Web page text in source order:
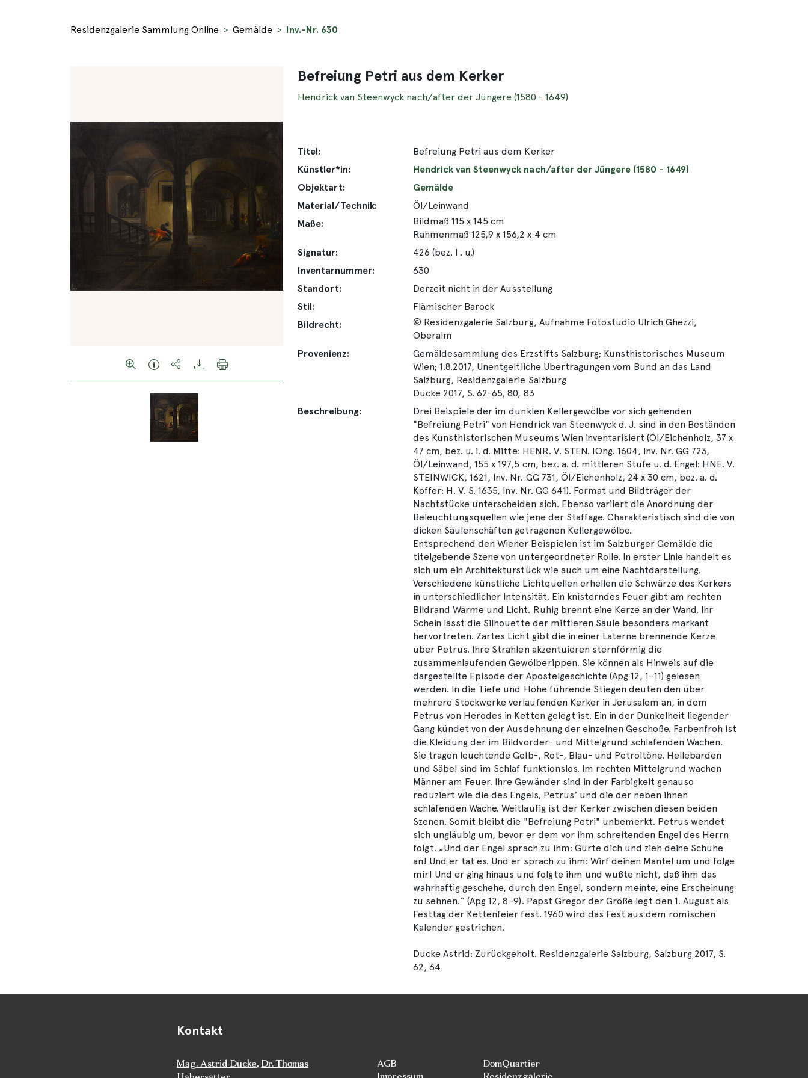
Residenzgalerie Sammlung Online Gemälde Inv.-Nr. 630
Befreiung Petri aus dem Kerker
Hendrick van Steenwyck nach/after der Jüngere (1580 - 1649)
Titel:
Befreiung Petri aus dem Kerker
Künstler*in:
Hendrick van Steenwyck nach/after der Jüngere (1580 - 1649)
Objektart:
Gemälde
Material/Technik:
Öl/Leinwand
Maße:
Bildmaß 115 x 145 cm
Rahmenmaß 125,9 x 156,2 x 4 cm
Signatur:
426 (bez. l . u.)
Inventarnummer:
630
Standort:
Derzeit nicht in der Ausstellung
Stil:
Flämischer Barock
Bildrecht:
© Residenzgalerie Salzburg, Aufnahme Fotostudio Ulrich Ghezzi,
Oberalm
Provenienz:
Gemäldesammlung des Erzstifts Salzburg; Kunsthistorisches Museum
Wien; 1.8.2017, Unentgeltliche Übertragungen vom Bund an das Land
Salzburg, Residenzgalerie Salzburg
Ducke 2017, S. 62-65, 80, 83
Beschreibung:
Drei Beispiele der im dunklen Kellergewölbe vor sich gehenden
"Befreiung Petri" von Hendrick van Steenwyck d. J. sind in den Beständen
des Kunsthistorischen Museums Wien inventarisiert (Öl/Eichenholz, 37 x
47 cm, bez. u. i. d. Mitte: HENR. V. STEN. IOng. 1604, Inv. Nr. GG 723,
Öl/Leinwand, 155 x 197,5 cm, bez. a. d. mittleren Stufe u. d. Engel: HNE. V.
STEINWICK, 1621, Inv. Nr. GG 731, Öl/Eichenholz, 24 x 30 cm, bez. a. d.
Koffer: H. V. S. 1635, Inv. Nr. GG 641). Format und Bildträger der
Nachtstücke unterscheiden sich. Ebenso variiert die Anordnung der
Beleuchtungsquellen wie jene der Staffage. Charakteristisch sind die von
dicken Säulenschäften getragenen Kellergewölbe.
Entsprechend den Wiener Beispielen ist im Salzburger Gemälde die
titelgebende Szene von untergeordneter Rolle. In erster Linie handelt es
sich um ein Architekturstück wie auch um eine Nachtdarstellung.
Verschiedene künstliche Lichtquellen erhellen die Schwärze des Kerkers
in unterschiedlicher Intensität. Ein knisterndes Feuer gibt am rechten
Bildrand Wärme und Licht. Ruhig brennt eine Kerze an der Wand. Ihr
Schein lässt die Silhouette der mittleren Säule besonders markant
hervortreten. Zartes Licht gibt die in einer Laterne brennende Kerze
über Petrus. Ihre Strahlen akzentuieren sternförmig die
zusammenlaufenden Gewölberippen. Sie können als Hinweis auf die
dargestellte Episode der Apostelgeschichte (Apg 12, 1–11) gelesen
werden. In die Tiefe und Höhe führende Stiegen deuten den über
mehrere Stockwerke verlaufenden Kerker in Jerusalem an, in dem
Petrus von Herodes in Ketten gelegt ist. Ein in der Dunkelheit liegender
Gang kündet von der Ausdehnung der einzelnen Geschoße. Farbenfroh ist
die Kleidung der im Bildvorder- und Mittelgrund schlafenden Wachen.
Sie tragen leuchtende Gelb-, Rot-, Blau- und Petroltöne. Hellebarden
und Säbel sind im Schlaf funktionslos. Im rechten Mittelgrund wachen
Männer am Feuer. Ihre Gewänder sind in der Farbigkeit genauso
reduziert wie die des Engels, Petrusʼ und die der neben ihnen
schlafenden Wache. Weitläufig ist der Kerker zwischen diesen beiden
Szenen. Somit bleibt die "Befreiung Petri" unbemerkt. Petrus wendet
sich ungläubig um, bevor er dem vor ihm schreitenden Engel des Herrn
folgt. „Und der Engel sprach zu ihm: Gürte dich und zieh deine Schuhe
an! Und er tat es. Und er sprach zu ihm: Wirf deinen Mantel um und folge
mir! Und er ging hinaus und folgte ihm und wußte nicht, daß ihm das
wahrhaftig geschehe, durch den Engel, sondern meinte, eine Erscheinung
zu sehnen.“ (Apg 12, 8–9). Papst Gregor der Große legt den 1. August als
Festtag der Kettenfeier fest. 1960 wird das Fest aus dem römischen
Kalender gestrichen.
Ducke Astrid: Zurückgeholt. Residenzgalerie Salzburg, Salzburg 2017, S.
62, 64
Kontakt
Mag. Astrid Ducke, Dr. Thomas
AGB
DomQuartier